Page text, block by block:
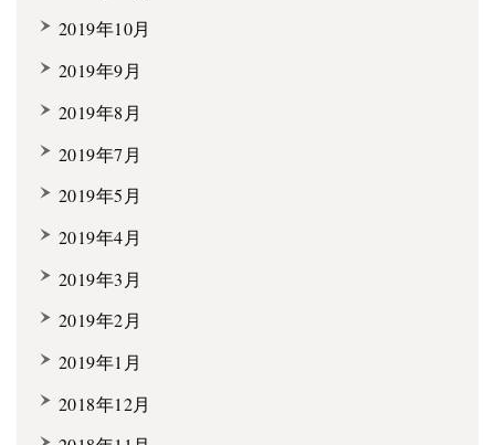
2019年10月
2019年9月
2019年8月
2019年7月
2019年5月
2019年4月
2019年3月
2019年2月
2019年1月
2018年12月